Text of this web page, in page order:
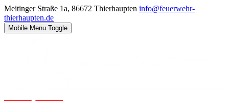
Meitinger Straße 1a, 86672 Thierhaupten info@feuerwehr-
thierhaupten.de
Mobile Menu Toggle